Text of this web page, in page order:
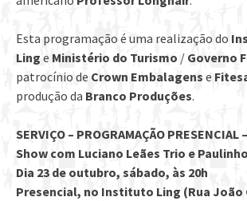
Esta programação é uma realização do
Ling e Ministério do Turismo / Governo
patrocínio de Crown Embalagens e
produção da Branco Produções.
SERVIÇO – PROGRAMAÇÃO PRESENCIAL
Show com Luciano Leães Trio e
Dia 23 de outubro, sábado, às 20h
Presencial, no Instituto Ling (Rua João